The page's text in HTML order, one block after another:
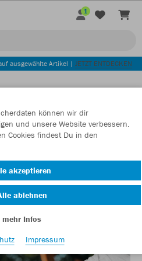
1
ausgewählte Artikel | JETZT ENTDECKEN
können wir dir
und unsere Website verbessern.
Cookies findest Du in den
akzeptieren
ablehnen
mehr Infos
Impressum